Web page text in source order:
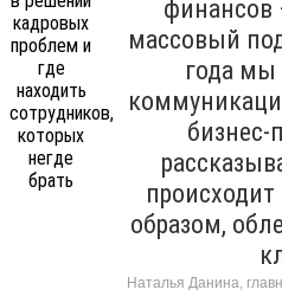
финансов
массовый
года мы
бизнес-
образом,
Наталья Данина,